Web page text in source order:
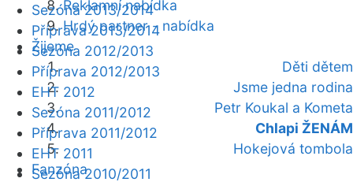
Reklamní nabídka
Hrdý partner - nabídka
Žijeme
Děti dětem
Jsme jedna rodina
Petr Koukal a Kometa
Chlapi ŽENÁM
Hokejová tombola
Fanzóna
Sezóna 2013/2014
Příprava 2013/2014
Sezóna 2012/2013
Příprava 2012/2013
EHT 2012
Sezóna 2011/2012
Příprava 2011/2012
EHT 2011
Sezóna 2010/2011